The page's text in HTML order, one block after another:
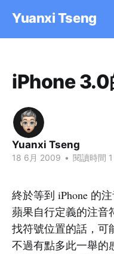
Yuanxi Tseng
iPhone 3.0
Yuanxi Tseng
18 6月 2009 • 閱讀時間
終於等到 iPhone 的注
蘋果自行定義的注音
找符號位置的話，可
不過有點多此一舉的